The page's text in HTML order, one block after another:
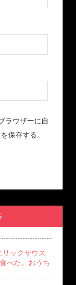
ラウザーに自
保存する。
ックサウス
べた。おうち